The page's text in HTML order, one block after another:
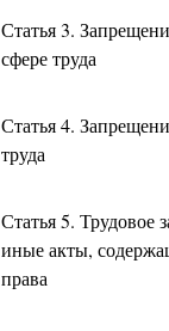
Статья 3.
сфере труда
Статья 4.
труда
Статья 5. Трудовое
иные акты,
права